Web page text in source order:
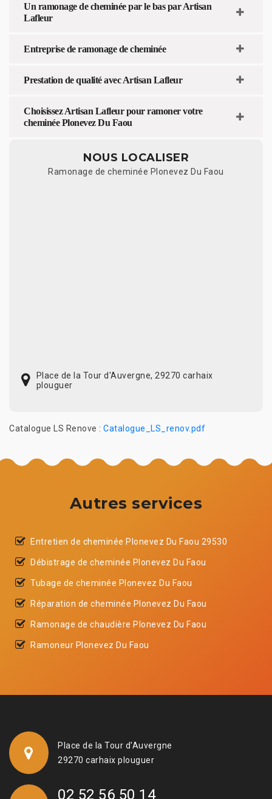
Un ramonage de cheminée par le bas par Artisan
Lafleur
Entreprise de ramonage de cheminée
Prestation de qualité avec Artisan Lafleur
Choisissez Artisan Lafleur pour ramoner votre
cheminée Plonevez Du Faou
NOUS LOCALISER
Ramonage de cheminée Plonevez Du Faou
Place de la Tour d'Auvergne, 29270 carhaix
plouguer
Catalogue LS Renove : Catalogue_LS_renov.pdf
Autres services
Entretien de cheminée Plonevez Du Faou 29530
Débistrage de cheminée Plonevez Du Faou
Tubage de cheminée Plonevez Du Faou
Réparation de cheminée Plonevez Du Faou
Ramonage de chaudière Plonevez Du Faou
Ramoneur Plonevez Du Faou
Place de la Tour d'Auvergne
29270 carhaix plouguer
02 52 56 50 14